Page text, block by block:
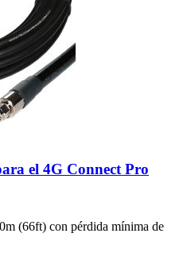
el 4G Connect Pro
(66ft) con pérdida mínima de